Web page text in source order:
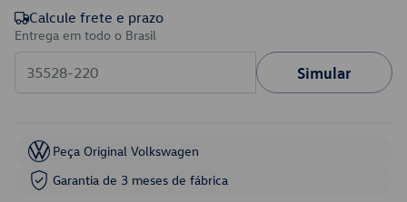
Calcule frete e prazo
Entrega em todo o Brasil
Simular
Peça Original Volkswagen
Garantia de 3 meses de fábrica